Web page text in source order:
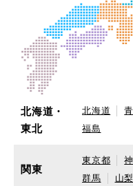
北海道・
東北
北海道
福島
関東
東京都
群馬
山梨